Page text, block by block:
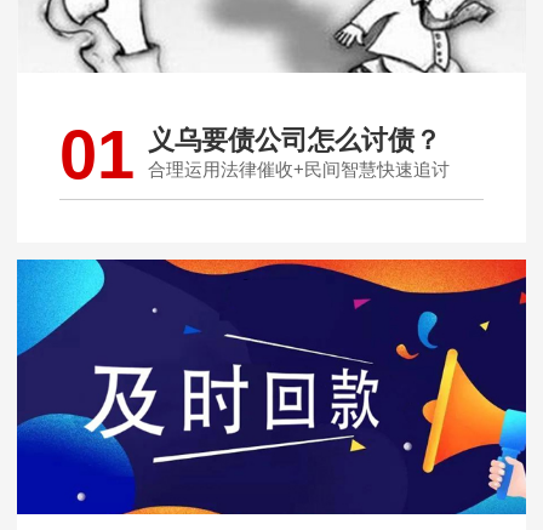
01 义乌要债公司怎么讨债？
合理运用法律催收+民间智慧快速追讨